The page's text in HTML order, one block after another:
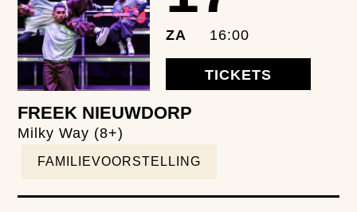
ZA 16:00
TICKETS
FREEK NIEUWDORP
Milky Way (8+)
FAMILIEVOORSTELLING